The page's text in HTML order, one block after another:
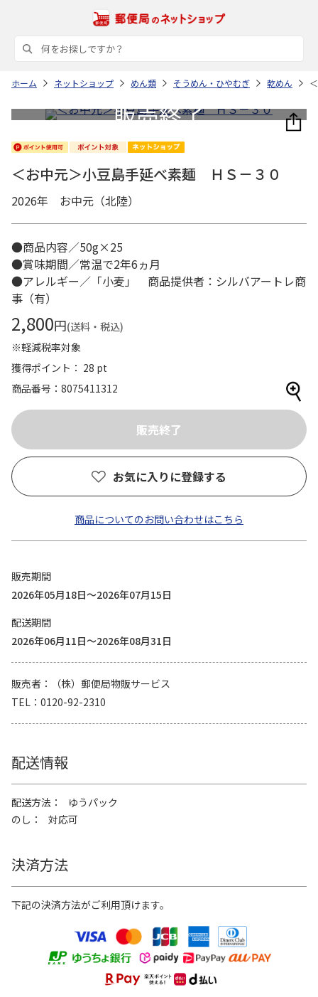
ホーム ネットショップ めん類 そうめん・ひやむぎ 乾めん
＜お中元＞小豆島手延べ素麺 ＨＳ－３０
2026年 お中元（北陸）
●商品内容／50g×25
●賞味期間／常温で2年6ヵ月
●アレルギー／「小麦」 商品提供者：シルバアートレ商
事（有）
2,800円(送料・税込)
※軽減税率対象
獲得ポイント： 28 pt
商品番号
8075411312
お気に入りに登録する
商品についてのお問い合わせはこちら
販売期間
2026年05月18日～2026年07月15日
配送期間
2026年06月11日～2026年08月31日
販売者
（株）郵便局物販サービス
TEL
0120-92-2310
配送情報
配送方法
ゆうパック
のし
対応可
決済方法
下記の決済方法がご利用頂けます。